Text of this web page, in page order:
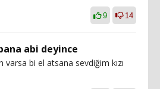
9 14
abi deyince
varsa bi el atsana sevdiğim kızı